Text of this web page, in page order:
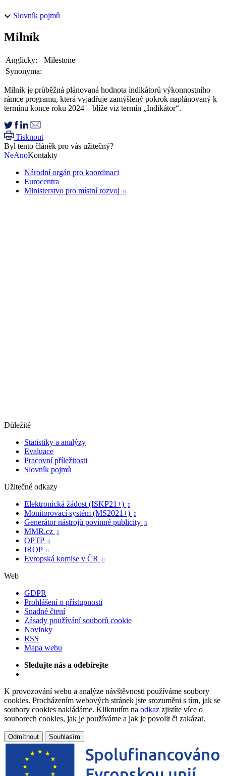
Slovník pojmů
Milník
Anglicky:
Milestone
Synonyma:
Milník je průběžná plánovaná hodnota indikátorů výkonnostního
rámce programu, která vyjadřuje zamýšlený pokrok naplánovaný k
termínu konce roku 2024 – blíže viz termín „Indikátor“.
Tisknout
Byl tento článěk pro vás užitečný?
NeAnoKontakty
Národní orgán pro koordinaci
Eurocentra
Ministerstvo pro místní rozvoj

Důležité
Statistiky a analýzy
Evaluace
Pracovní příležitosti
Slovník pojmů
Užitečné odkazy
Elektronická žádost (ISKP21+)

Monitorovací systém (MS2021+) 
Generátor nástrojů povinné publicity 
MMR.cz 
OPTP 
IROP 
Evropská komise v ČR 
Web
GDPR
Prohlášení o přístupnosti
Snadné čtení
Zásady používání souborů cookie
Novinky
RSS
Mapa webu
Sledujte nás a odebírejte
K provozování webu a analýze návštěvnosti používáme soubory
cookies. Procházením webových stránek jste srozuměni s tím, jak se
soubory cookies nakládáme. Kliknutím na odkaz zjistíte více o
souborech cookies, jak je používáme a jak je povolit či zakázat.
Odmítnout Souhlasím